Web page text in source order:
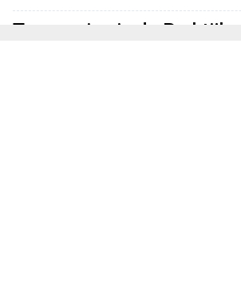
Toepassing in de Praktijk